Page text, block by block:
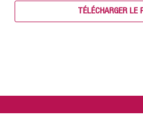
TÉLÉCHARGER LE